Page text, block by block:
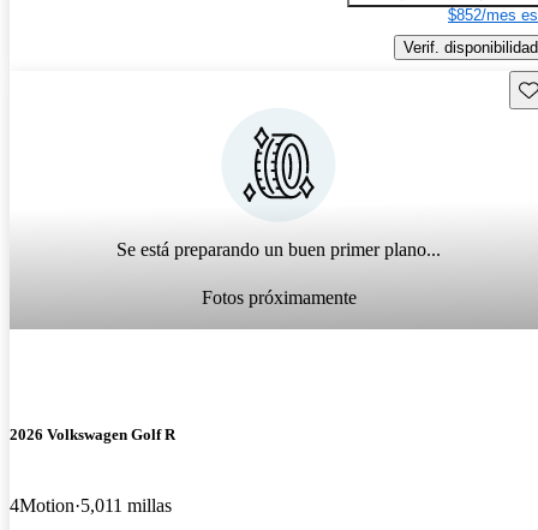
$852/mes
Verif. disponibilidad
Se está preparando un buen primer plano...
Fotos próximamente
2026 Volkswagen Golf R
4Motion 5,011 millas